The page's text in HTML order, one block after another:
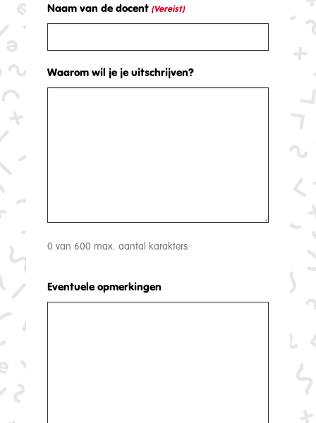
Naam van de docent (Vereist)
Waarom wil je je uitschrijven?
0 van 600 max. aantal karakters
Eventuele opmerkingen